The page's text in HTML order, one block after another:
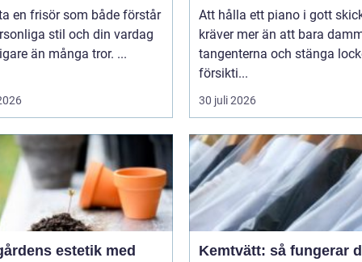
en frisör som både förstår
stil och din vardag
än många tror. ...
Att hålla ett piano i gott
kräver mer än att bara
tangenterna och stänga
försikti...
30 juli 2026
estetik med
Kemtvätt: så fungerar